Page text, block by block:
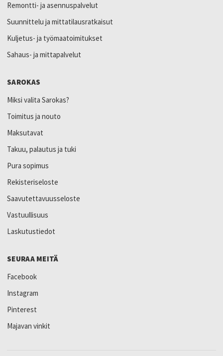
Remontti- ja asennuspalvelut
Suunnittelu ja mittatilausratkaisut
Kuljetus- ja työmaatoimitukset
Sahaus- ja mittapalvelut
SAROKAS
Miksi valita Sarokas?
Toimitus ja nouto
Maksutavat
Takuu, palautus ja tuki
Pura sopimus
Rekisteriseloste
Saavutettavuusseloste
Vastuullisuus
Laskutustiedot
SEURAA MEITÄ
Facebook
Instagram
Pinterest
Majavan vinkit